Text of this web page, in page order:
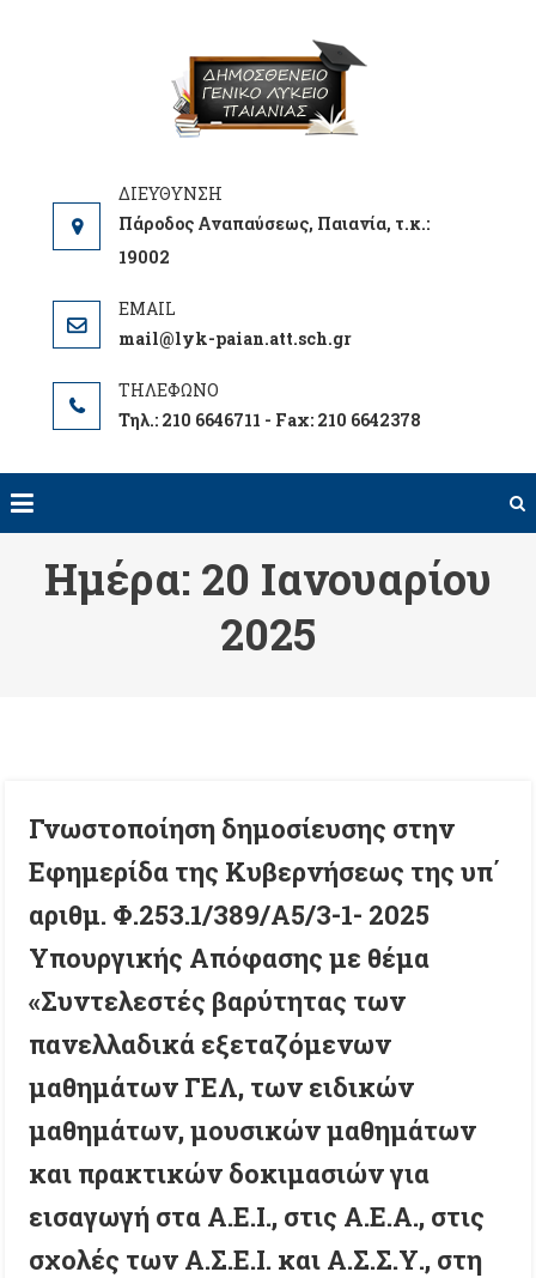
Πάροδος Αναπαύσεως, Παιανία, τ.κ.:
19002
mail@lyk-paian.att.sch.gr
Τηλ.: 210 6646711 - Fax: 210 6642378
Ημέρα: 20 Ιανουαρίου
2025
Γνωστοποίηση δημοσίευσης στην
Εφημερίδα της Κυβερνήσεως της υπ΄
αριθμ. Φ.253.1/389/Α5/3-1- 2025
Υπουργικής Απόφασης με θέμα
«Συντελεστές βαρύτητας των
πανελλαδικά εξεταζόμενων
μαθημάτων ΓΕΛ, των ειδικών
μαθημάτων, μουσικών μαθημάτων
και πρακτικών δοκιμασιών για
εισαγωγή στα Α.Ε.Ι., στις Α.Ε.Α., στις
σχολές των Α.Σ.Ε.Ι. και Α.Σ.Σ.Υ., στη